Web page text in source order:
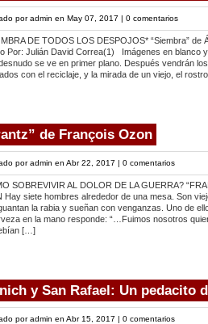
poradmin en May 07, 2017 | 0 comentarios
DE TODOS LOS DESPOJOS* “Siembra” de
Por: Julián David Correa(1) Imágenes en blanco
se ve en primer plano. Después vendrán
con el reciclaje, y la mirada de un viejo, el
de François Ozon
poradmin en Abr 22, 2017 | 0 comentarios
SOBREVIVIR AL DOLOR DE LA GUERRA?
Hay siete hombres alrededor de una mesa. Son
la rabia y sueñan con venganzas. Uno de
en la mano responde: “…Fuimos nosotros
[…]
y San Rafael: Un pedacito
poradmin en Abr 15, 2017 | 0 comentarios